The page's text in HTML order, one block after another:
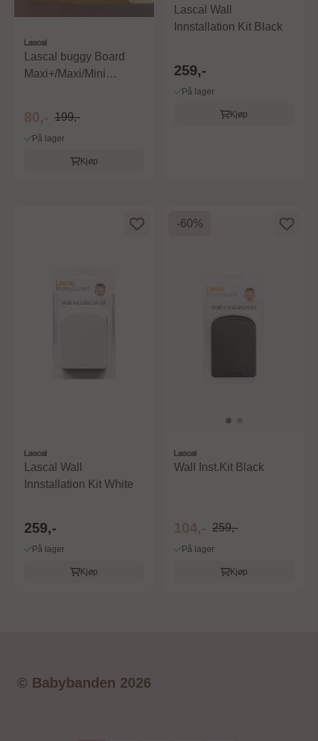
Lascal
Lascal buggy Board
Maxi+/Maxi/Mini
80,- 199,-
På lager
Kjøp
Lascal Wall
Innstallation Kit Black
259,-
På lager
Kjøp
Lascal
Lascal Wall
Innstallation Kit White
259,-
På lager
Kjøp
-60%
Lascal
Wall Inst.Kit Black
104,- 259,-
På lager
Kjøp
© Babybanden 2026